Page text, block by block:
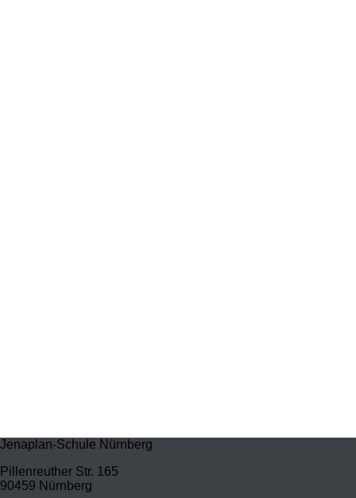
Jenaplan-Schule Nürnberg
Pillenreuther Str. 165
90459 Nürnberg